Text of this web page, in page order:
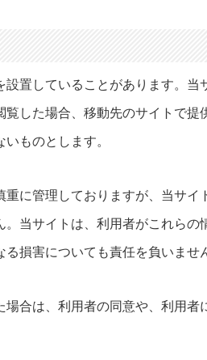
置していることがあります。当
した場合、移動先のサイトで提
ものとします。
に管理しておりますが、当サイ
当サイトは、利用者がこれらの
損害についても責任を負いませ
合は、利用者の同意や、利用者